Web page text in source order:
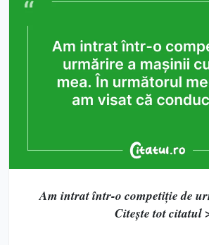
Am intrat într-o competiție de
Citește tot citatul